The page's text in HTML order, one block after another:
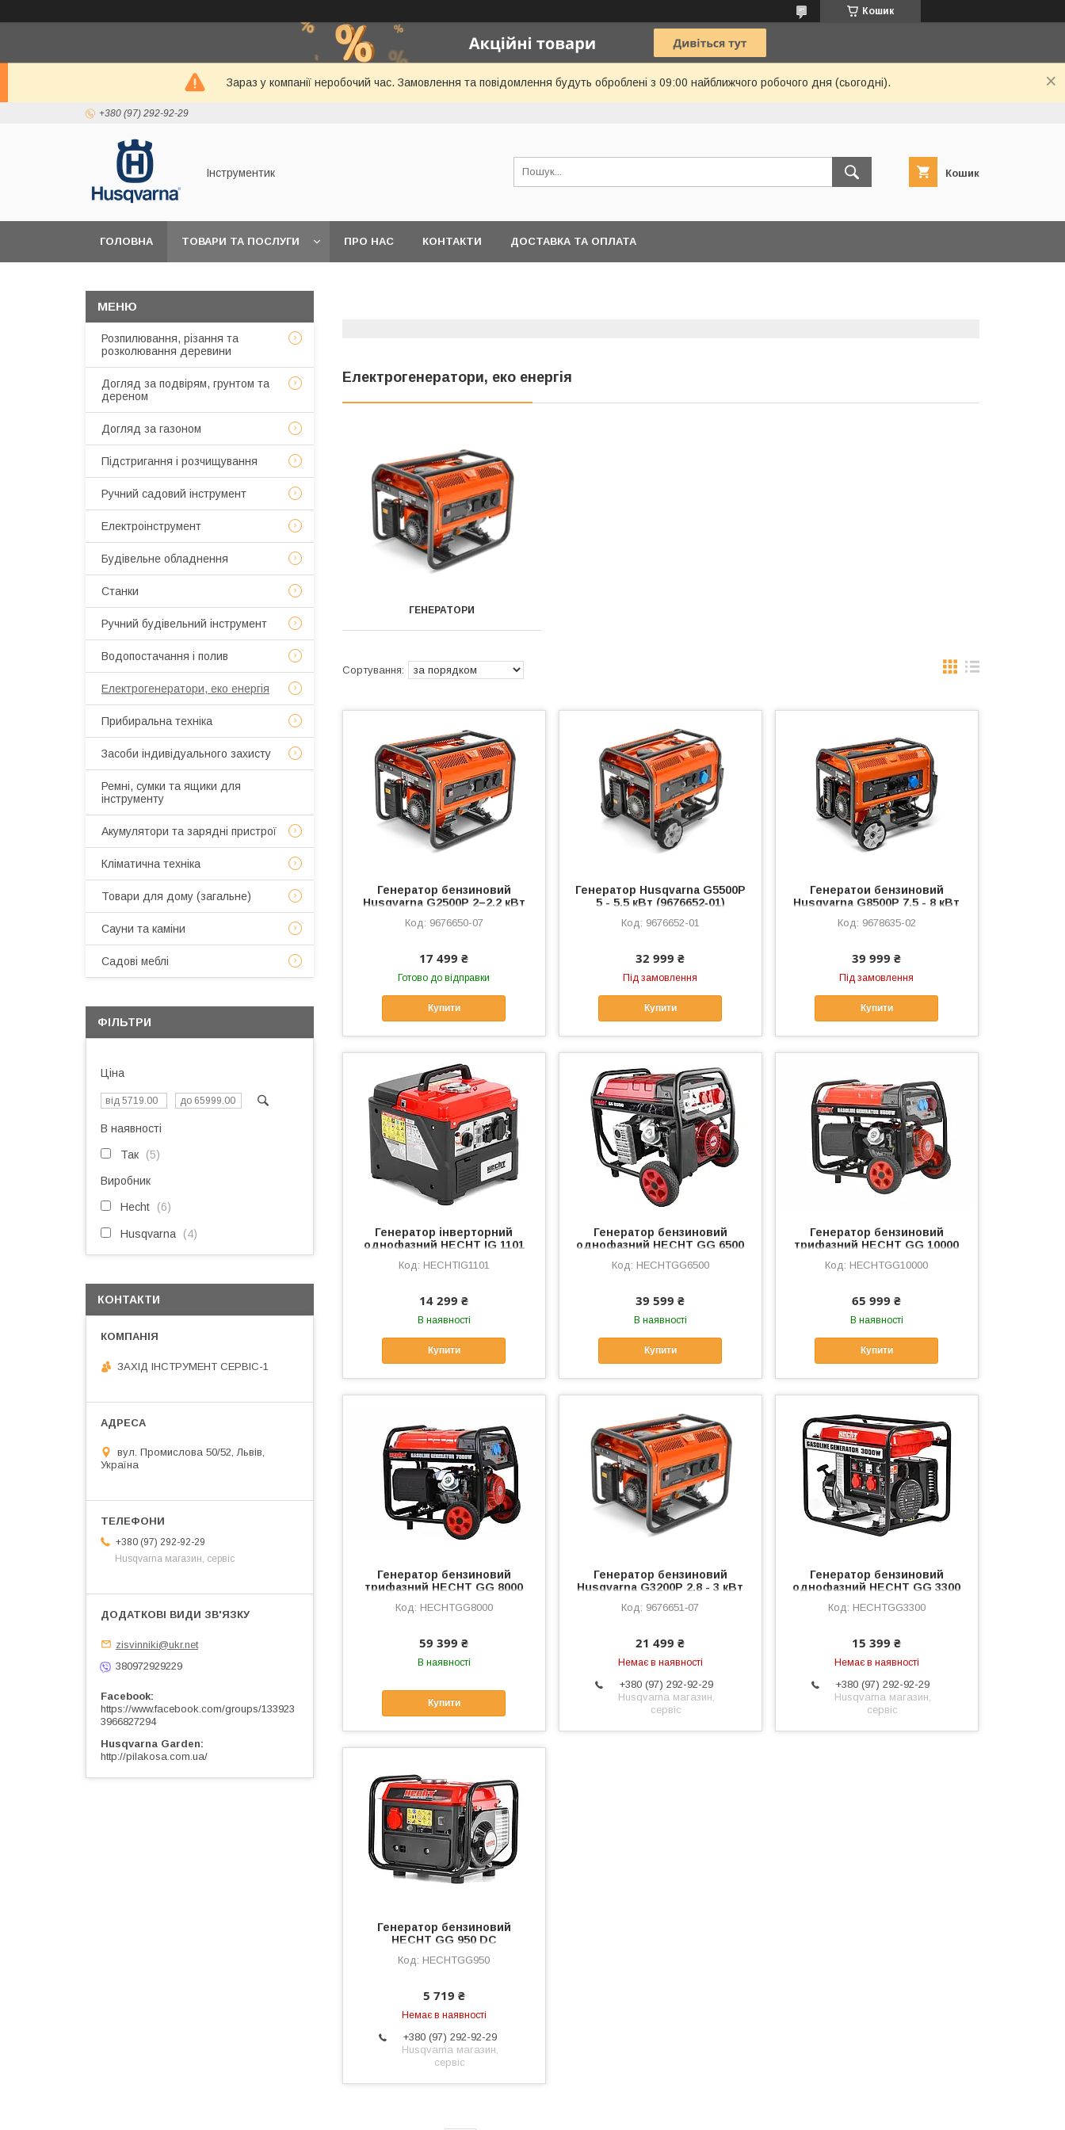
Кошик
Зараз у компанії неробочий час. Замовлення та повідомлення будуть оброблені з 09:00 найближчого робочого дня (сьогодні).
+380 (97) 292-92-29
Інструментик Кошик
ГОЛОВНА ТОВАРИ ТА ПОСЛУГИ ПРО НАС КОНТАКТИ ДОСТАВКА ТА ОПЛАТА
Електрогенератори, еко енергія
ГЕНЕРАТОРИ
Генератор бензиновий
Husqvarna G2500P 2–2.2 кВт
EURO 5 | бак 14 л | 9676650-07
9676650-07
17 499 ₴
Готово до відправки
Купити
Генератор Husqvarna G5500P
5 - 5.5 кВт (9676652‑01)
9676652-01
32 999 ₴
Під замовлення
Купити
Генератои бензиновий
Husqvarna G8500P 7.5 - 8 кВт
9678635-02
39 999 ₴
Під замовлення
Купити
Генератор інверторний
однофазний HECHT IG 1101
HECHTIG1101
14 299 ₴
В наявності
Купити
Генератор бензиновий
однофазний HECHT GG 6500
HECHTGG6500
39 599 ₴
В наявності
Купити
Генератор бензиновий
трифазний HECHT GG 10000
HECHTGG10000
65 999 ₴
В наявності
Купити
Генератор бензиновий
трифазний HECHT GG 8000
HECHTGG8000
59 399 ₴
В наявності
Купити
Генератор бензиновий
Husqvarna G3200P 2.8 - 3 кВт
9676651‑07
21 499 ₴
Немає в наявності
+380 (97) 292-92-29
Husqvarna магазин,
сервіс
Генератор бензиновий
однофазний HECHT GG 3300
HECHTGG3300
15 399 ₴
Немає в наявності
+380 (97) 292-92-29
Husqvarna магазин,
сервіс
Генератор бензиновий
HECHT GG 950 DC
HECHTGG950
5 719 ₴
Немає в наявності
+380 (97) 292-92-29
Husqvarna магазин,
сервіс
Розпилювання, різання та
розколювання деревини
Догляд за подвірям, грунтом та
дереном
Догляд за газоном
Підстригання і розчищування
Ручний садовий інструмент
Електроінструмент
Будівельне обладнення
Станки
Ручний будівельний інструмент
Водопостачання і полив
Електрогенератори, еко енергія
Прибиральна техніка
Засоби індивідуального захисту
Ремні, сумки та ящики для
інструменту
Акумулятори та зарядні пристрої
Кліматична техніка
Товари для дому (загальне)
Сауни та каміни
Садові меблі
ФІЛЬТРИ
Ціна
В наявності
Так 5
Виробник
Hecht 6
Husqvarna 4
КОНТАКТИ
ЗАХІД ІНСТРУМЕНТ СЕРВІС-1
вул. Промислова 50/52, Львів,
Україна
+380 (97) 292-92-29
Husqvarna магазин, сервіс
zisvinniki@ukr.net
380972929229
Facebook
https://www.facebook.com/groups/133923
3966827294
Husqvarna Garden
http://pilakosa.com.ua/